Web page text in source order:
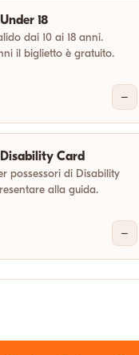
18
dai 10 ai 18 anni.
il biglietto è gratuito.
−
Card
possessori di Disability
alla guida.
−